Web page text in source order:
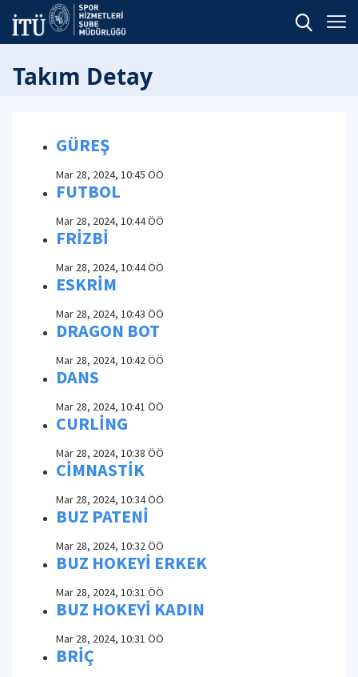
Takım Detay
GÜREŞ
Mar 28, 2024, 10:45 ÖÖ
FUTBOL
Mar 28, 2024, 10:44 ÖÖ
FRİZBİ
Mar 28, 2024, 10:44 ÖÖ
ESKRİM
Mar 28, 2024, 10:43 ÖÖ
DRAGON BOT
Mar 28, 2024, 10:42 ÖÖ
DANS
Mar 28, 2024, 10:41 ÖÖ
CURLİNG
Mar 28, 2024, 10:38 ÖÖ
CİMNASTİK
Mar 28, 2024, 10:34 ÖÖ
BUZ PATENİ
Mar 28, 2024, 10:32 ÖÖ
BUZ HOKEYİ ERKEK
Mar 28, 2024, 10:31 ÖÖ
BUZ HOKEYİ KADIN
Mar 28, 2024, 10:31 ÖÖ
BRİÇ